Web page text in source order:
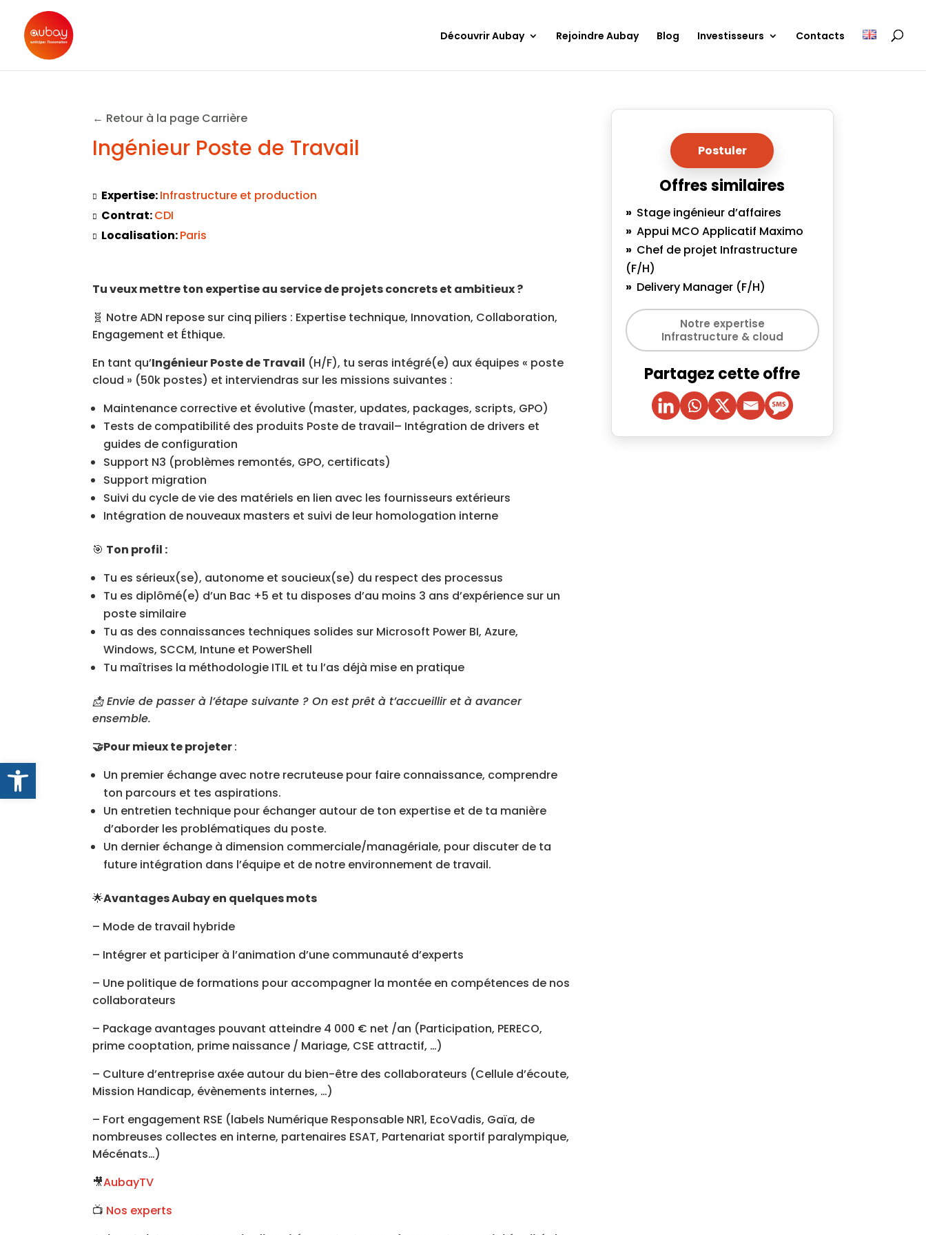
Découvrir Aubay Rejoindre Aubay Blog Investisseurs Contacts
← Retour à la page Carrière
Ingénieur Poste de Travail
Expertise:Infrastructure et production
Contrat:CDI
Localisation:Paris
Tu veux mettre ton expertise au service de projets concrets et ambitieux ?
🧬 Notre ADN repose sur cinq piliers : Expertise technique, Innovation, Collaboration,
Engagement et Éthique.
En tant qu’Ingénieur Poste de Travail (H/F), tu seras intégré(e) aux équipes « poste
cloud » (50k postes) et interviendras sur les missions suivantes :
Maintenance corrective et évolutive (master, updates, packages, scripts, GPO)
Tests de compatibilité des produits Poste de travail– Intégration de drivers et
guides de configuration
Support N3 (problèmes remontés, GPO, certificats)
Support migration
Suivi du cycle de vie des matériels en lien avec les fournisseurs extérieurs
Intégration de nouveaux masters et suivi de leur homologation interne
🎯 Ton profil :
Tu es sérieux(se), autonome et soucieux(se) du respect des processus
Tu es diplômé(e) d’un Bac +5 et tu disposes d’au moins 3 ans d’expérience sur un
poste similaire
Tu as des connaissances techniques solides sur Microsoft Power BI, Azure,
Windows, SCCM, Intune et PowerShell
Tu maîtrises la méthodologie ITIL et tu l’as déjà mise en pratique
📩 Envie de passer à l’étape suivante ? On est prêt à t’accueillir et à avancer
ensemble.
🤝Pour mieux te projeter:
Un premier échange avec notre recruteuse pour faire connaissance, comprendre
ton parcours et tes aspirations.
Un entretien technique pour échanger autour de ton expertise et de ta manière
d’aborder les problématiques du poste.
Un dernier échange à dimension commerciale/managériale, pour discuter de ta
future intégration dans l’équipe et de notre environnement de travail.
🌟Avantages Aubay en quelques mots
– Mode de travail hybride
– Intégrer et participer à l’animation d’une communauté d’experts
– Une politique de formations pour accompagner la montée en compétences de nos
collaborateurs
– Package avantages pouvant atteindre 4 000 € net /an (Participation, PERECO,
prime cooptation, prime naissance / Mariage, CSE attractif, …)
– Culture d’entreprise axée autour du bien-être des collaborateurs (Cellule d’écoute,
Mission Handicap, évènements internes, …)
– Fort engagement RSE (labels Numérique Responsable NR1, EcoVadis, Gaïa, de
nombreuses collectes en interne, partenaires ESAT, Partenariat sportif paralympique,
Mécénats…)
🎥AubayTV
📺 Nos experts
Postuler
Offres similaires
Stage ingénieur d’affaires
Appui MCO Applicatif Maximo
Chef de projet Infrastructure
(F/H)
Delivery Manager (F/H)
Notre expertise
Infrastructure & cloud
Partagez cette offre
Ouvrir la barre d’outils